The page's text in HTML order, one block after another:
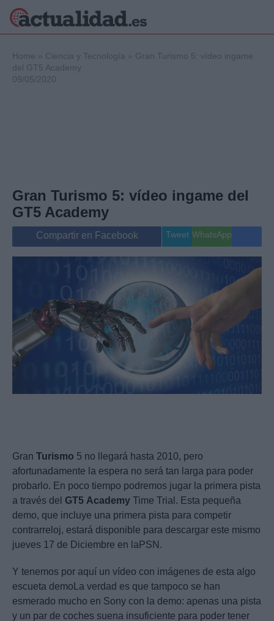
Internacional
Viajes
Musica
Home » Ciencia y Tecnología » Gran Turismo 5: vídeo ingame
del GT5 Academy
09/05/2020
Gran Turismo 5: vídeo ingame del
GT5 Academy
Compartir en Facebook Tweet WhatsApp
Gran Turismo 5 no llegará hasta 2010, pero
afortunadamente la espera no será tan larga para poder
probarlo. En poco tiempo podremos jugar la primera pista
a través del GT5 Academy Time Trial. Esta pequeña
demo, que incluye una primera pista para competir
contrarreloj, estará disponible para descargar este mismo
jueves 17 de Diciembre en laPSN.
Y tenemos por aquí un vídeo con imágenes de esta algo
escueta demoLa verdad es que tampoco se han
esmerado mucho en Sony con la demo: apenas una pista
y un par de coches suena insuficiente para poder tener